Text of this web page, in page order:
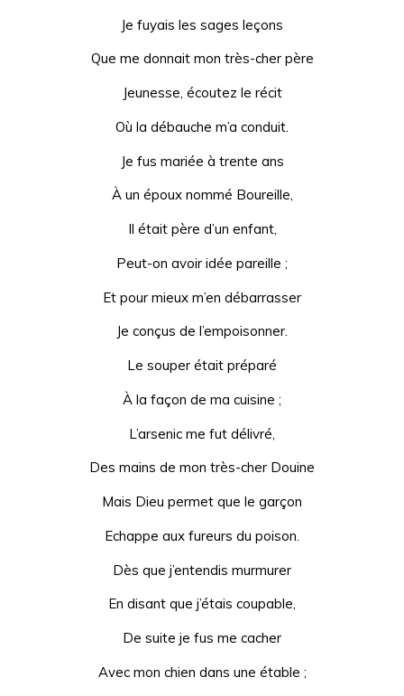
Je fuyais les sages leçons
Que me donnait mon très-cher père
Jeunesse, écoutez le récit
Où la débauche m’a conduit.
Je fus mariée à trente ans
À un époux nommé Boureille,
Il était père d’un enfant,
Peut-on avoir idée pareille ;
Et pour mieux m’en débarrasser
Je conçus de l’empoisonner.
Le souper était préparé
À la façon de ma cuisine ;
L’arsenic me fut délivré,
Des mains de mon très-cher Douine
Mais Dieu permet que le garçon
Echappe aux fureurs du poison.
Dès que j’entendis murmurer
En disant que j’étais coupable,
De suite je fus me cacher
Avec mon chien dans une étable ;